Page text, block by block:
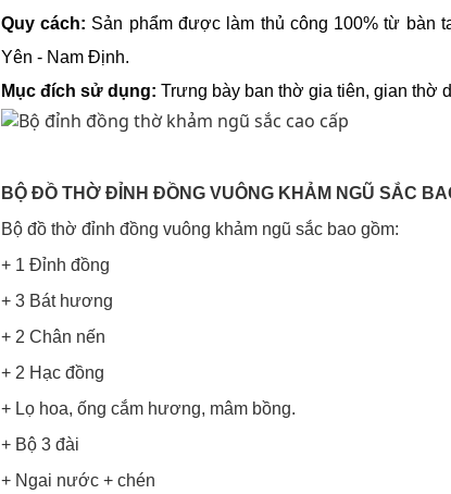
Quy cách: Sản phẩm được làm thủ công 100% từ bàn
Yên - Nam Định.
Mục đích sử dụng: Trưng bày ban thờ gia tiên, gian thờ
BỘ ĐỒ THỜ ĐỈNH ĐỒNG VUÔNG KHẢM NGŨ SẮC
Bộ đồ thờ đỉnh đồng vuông khảm ngũ sắc bao gồm:
​+ 1 Đỉnh đồng
+ 3 Bát hương
+ 2 Chân nến
+ 2 Hạc đồng
+ Lọ hoa, ống cắm hương, mâm bồng.
+ Bộ 3 đài
+ Ngai nước + chén